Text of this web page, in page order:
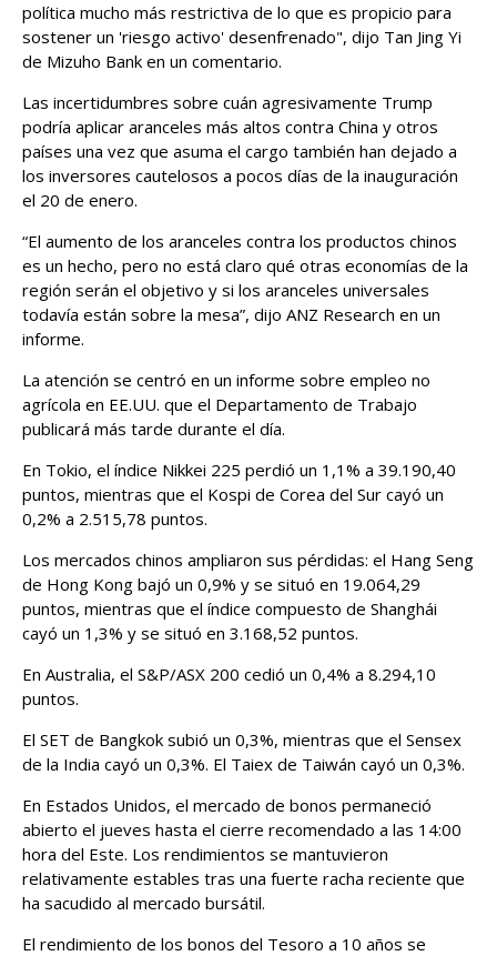
política mucho más restrictiva de lo que es propicio para
sostener un 'riesgo activo' desenfrenado", dijo Tan Jing Yi
de Mizuho Bank en un comentario.
Las incertidumbres sobre cuán agresivamente Trump
podría aplicar aranceles más altos contra China y otros
países una vez que asuma el cargo también han dejado a
los inversores cautelosos a pocos días de la inauguración
el 20 de enero.
“El aumento de los aranceles contra los productos chinos
es un hecho, pero no está claro qué otras economías de la
región serán el objetivo y si los aranceles universales
todavía están sobre la mesa”, dijo ANZ Research en un
informe.
La atención se centró en un informe sobre empleo no
agrícola en EE.UU. que el Departamento de Trabajo
publicará más tarde durante el día.
En Tokio, el índice Nikkei 225 perdió un 1,1% a 39.190,40
puntos, mientras que el Kospi de Corea del Sur cayó un
0,2% a 2.515,78 puntos.
Los mercados chinos ampliaron sus pérdidas: el Hang Seng
de Hong Kong bajó un 0,9% y se situó en 19.064,29
puntos, mientras que el índice compuesto de Shanghái
cayó un 1,3% y se situó en 3.168,52 puntos.
En Australia, el S&P/ASX 200 cedió un 0,4% a 8.294,10
puntos.
El SET de Bangkok subió un 0,3%, mientras que el Sensex
de la India cayó un 0,3%. El Taiex de Taiwán cayó un 0,3%.
En Estados Unidos, el mercado de bonos permaneció
abierto el jueves hasta el cierre recomendado a las 14:00
hora del Este. Los rendimientos se mantuvieron
relativamente estables tras una fuerte racha reciente que
ha sacudido al mercado bursátil.
El rendimiento de los bonos del Tesoro a 10 años se